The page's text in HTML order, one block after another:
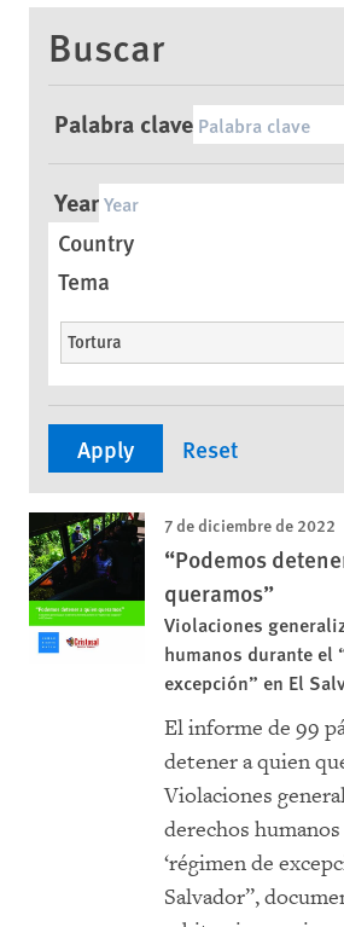
Buscar
Palabra clave
Year
Country
Tema
Tortura
7 de diciembre de 2022
“Podemos
queramos”
Violaciones
humanos durante el
excepción” en El
El informe de 99
detener a quien
Violaciones
derechos
‘régimen de
Salvador”,